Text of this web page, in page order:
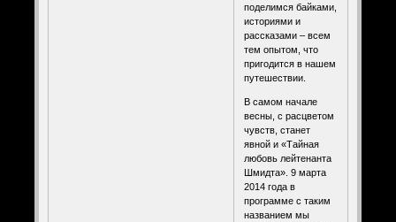
поделимся байками,
историями и
рассказами – всем
тем опытом, что
пригодится в нашем
путешествии.
В самом начале
весны, с расцветом
чувств, станет
явной и «Тайная
любовь лейтенанта
Шмидта». 9 марта
2014 года в
программе с таким
названием мы